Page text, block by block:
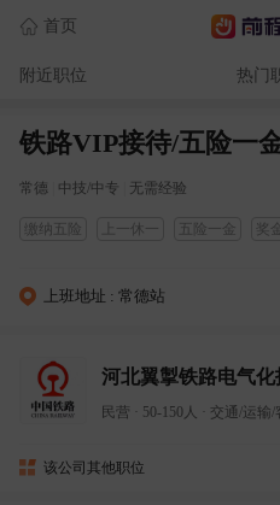
首页
附近职位 热门
铁路VIP接待/五险一
常德 中技/中专 无需经验
缴纳五险 上一休一 五险一金 奖
生育保险
工作稳定
上班地址 : 常德站
河北翼掣铁路电气化
民营 50-150人 交通/运输/
该公司其他职位